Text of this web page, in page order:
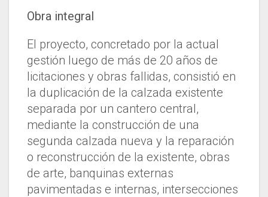
Obra integral
El proyecto, concretado por la actual
gestión luego de más de 20 años de
licitaciones y obras fallidas, consistió en
la duplicación de la calzada existente
separada por un cantero central,
mediante la construcción de una
segunda calzada nueva y la reparación
o reconstrucción de la existente, obras
de arte, banquinas externas
pavimentadas e internas, intersecciones